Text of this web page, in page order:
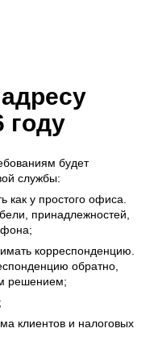
году
будет
службы:
у простого офиса.
принадлежностей,
корреспонденцию.
обратно,
решением;
клиентов и налоговых